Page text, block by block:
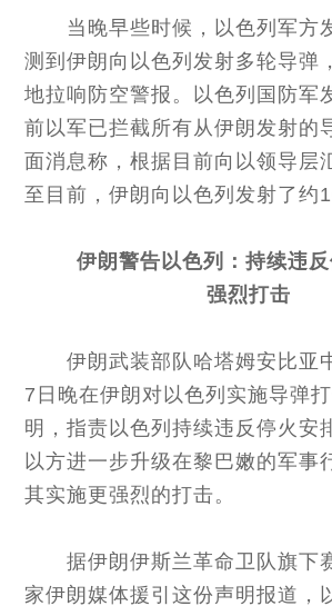
当晚早些时候，以色列军方
测到伊朗向以色列发射多轮导弹
地拉响防空警报。以色列国防军
前以军已拦截所有从伊朗发射的
面消息称，根据目前向以领导层
至目前，伊朗向以色列发射了约
伊朗警告以色列：持续违
强烈打击
伊朗武装部队哈塔姆安比亚
7日晚在伊朗对以色列实施导弹
明，指责以色列持续违反停火安
以方进一步升级在黎巴嫩的军事
其实施更强烈的打击。
据伊朗伊斯兰革命卫队旗下
家伊朗媒体援引这份声明报道，